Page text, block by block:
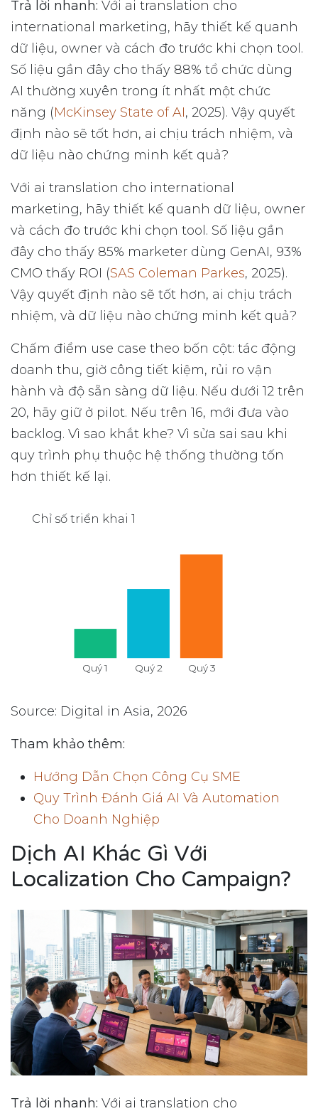
Trả lời nhanh: Với ai translation cho
international marketing, hãy thiết kế quanh
dữ liệu, owner và cách đo trước khi chọn tool.
Số liệu gần đây cho thấy 88% tổ chức dùng
AI thường xuyên trong ít nhất một chức
năng (McKinsey State of AI, 2025). Vậy quyết
định nào sẽ tốt hơn, ai chịu trách nhiệm, và
dữ liệu nào chứng minh kết quả?
Với ai translation cho international
marketing, hãy thiết kế quanh dữ liệu, owner
và cách đo trước khi chọn tool. Số liệu gần
đây cho thấy 85% marketer dùng GenAI, 93%
CMO thấy ROI (SAS Coleman Parkes, 2025).
Vậy quyết định nào sẽ tốt hơn, ai chịu trách
nhiệm, và dữ liệu nào chứng minh kết quả?
Chấm điểm use case theo bốn cột: tác động
doanh thu, giờ công tiết kiệm, rủi ro vận
hành và độ sẵn sàng dữ liệu. Nếu dưới 12 trên
20, hãy giữ ở pilot. Nếu trên 16, mới đưa vào
backlog. Vì sao khắt khe? Vì sửa sai sau khi
quy trình phụ thuộc hệ thống thường tốn
hơn thiết kế lại.
Chỉ số triển khai 1
Quý 1 Quý 2 Quý 3
Source: Digital in Asia, 2026
Tham khảo thêm:
Hướng Dẫn Chọn Công Cụ SME
Quy Trình Đánh Giá AI Và Automation
Cho Doanh Nghiệp
Dịch AI Khác Gì Với
Localization Cho Campaign?
Trả lời nhanh: Với ai translation cho